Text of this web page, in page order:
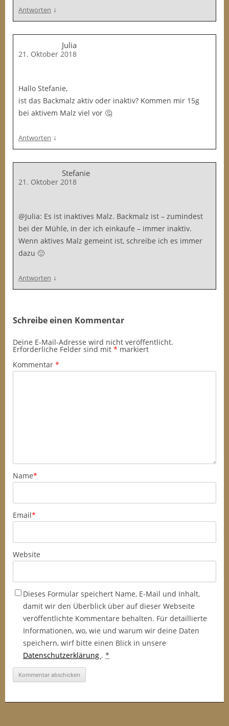
Antworten ↓
Julia
21. Oktober 2018
Hallo Stefanie,
ist das Backmalz aktiv oder inaktiv? Kommen mir 15g
bei aktivem Malz viel vor 🤔
Antworten ↓
Stefanie
21. Oktober 2018
@Julia: Es ist inaktives Malz. Backmalz ist – zumindest
bei der Mühle, in der ich einkaufe – immer inaktiv.
Wenn aktives Malz gemeint ist, schreibe ich es immer
dazu 🙂
Antworten ↓
Schreibe einen Kommentar
Deine E-Mail-Adresse wird nicht veröffentlicht.
Erforderliche Felder sind mit * markiert
Kommentar *
Name*
Email*
Website
Dieses Formular speichert Name, E-Mail und Inhalt,
damit wir den Überblick über auf dieser Webseite
veröffentlichte Kommentare behalten. Für detaillierte
Informationen, wo, wie und warum wir deine Daten
speichern, wirf bitte einen Blick in unsere
Datenschutzerklärung . *